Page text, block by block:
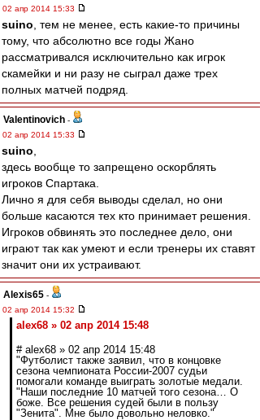
02 апр 2014 15:33
suino , тем не менее, есть какие-то причины
тому, что абсолютно все годы Жано
рассматривался исключительно как игрок
скамейки и ни разу не сыграл даже трех
полных матчей подряд.
Valentinovich -
02 апр 2014 15:33
suino
здесь вообще то запрещено оскорблять
игроков Спартака.
Лично я для себя выводы сделал, но они
больше касаются тех кто принимает решения.
Игроков обвинять это последнее дело, они
играют так как умеют и если тренеры их ставят
значит они их устраивают.
Alexis65 -
02 апр 2014 15:32
alex68 » 02 апр 2014 15:48
# alex68 » 02 апр 2014 15:48
"Футболист также заявил, что в концовке
сезона чемпионата России-2007 судьи
помогали команде выиграть золотые медали.
"Наши последние 10 матчей того сезона… О
боже. Все решения судей были в пользу
"Зенита". Мне было довольно неловко."